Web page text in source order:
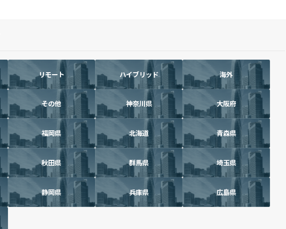
リモート ハイブリッド 海外
その他 神奈川県 大阪府
福岡県 北海道 青森県
秋田県 群馬県 埼玉県
静岡県 兵庫県 広島県